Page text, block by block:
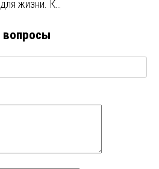
жизни. К…